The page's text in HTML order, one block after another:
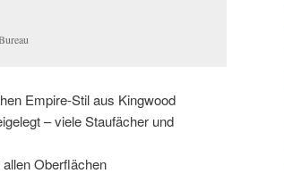
Empire-Stil aus Kingwood
– viele Staufächer und
Oberflächen